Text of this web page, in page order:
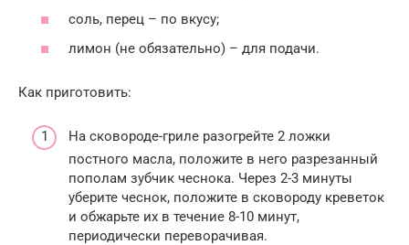
соль, перец – по вкусу;
лимон (не обязательно) – для подачи.
Как приготовить:
На сковороде-гриле разогрейте 2 ложки
постного масла, положите в него разрезанный
пополам зубчик чеснока. Через 2-3 минуты
уберите чеснок, положите в сковороду креветок
и обжарьте их в течение 8-10 минут,
периодически переворачивая.